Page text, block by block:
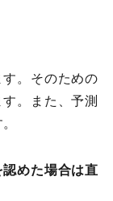
。そのための
。また、予測
めた場合は直